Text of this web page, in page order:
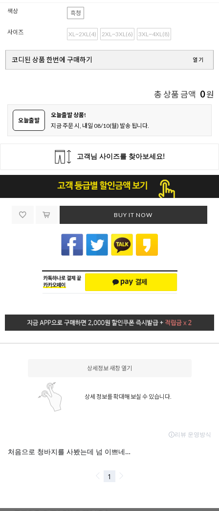
색상 흑청
사이즈 XL~2XL(4) 2XL~3XL(6) 3XL~4XL(8)
코디된 상품 한번에 구매하기 열기
총 상품 금액 0원
오늘출발
오늘출발 상품!
지금 주문 시, 내일 08/10(월) 발송 됩니다.
BUY IT NOW
상세정보 새창 열기
상세 정보를 확대해 보실 수 있습니다.